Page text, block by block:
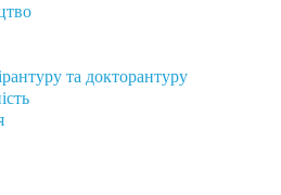
та докторантуру